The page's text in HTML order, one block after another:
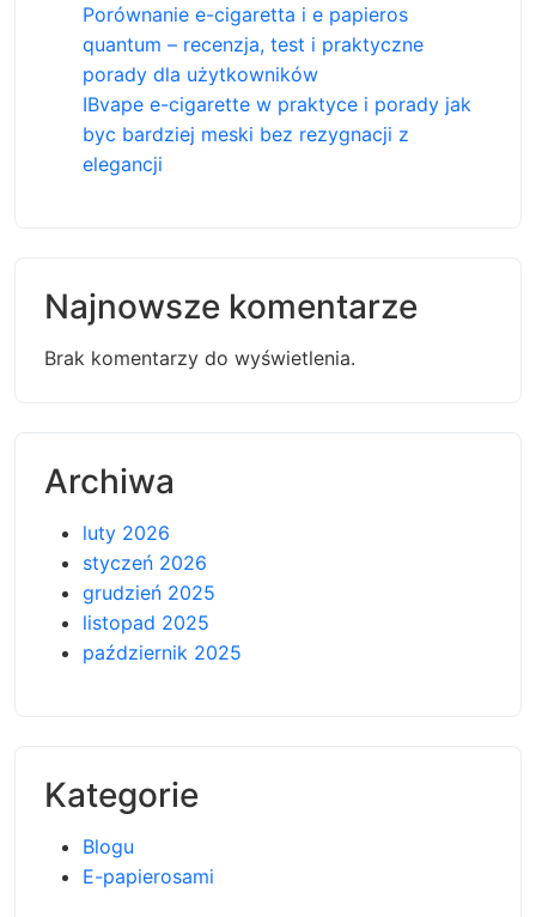
Porównanie e-cigaretta i e papieros
quantum – recenzja, test i praktyczne
porady dla użytkowników
IBvape e-cigarette w praktyce i porady jak
byc bardziej meski bez rezygnacji z
elegancji
Najnowsze komentarze
Brak komentarzy do wyświetlenia.
Archiwa
luty 2026
styczeń 2026
grudzień 2025
listopad 2025
październik 2025
Kategorie
Blogu
E-papierosami